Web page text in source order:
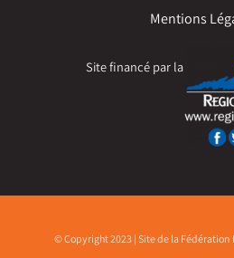
Mentions
Site financé par la
© Copyright 2023 | Site de la